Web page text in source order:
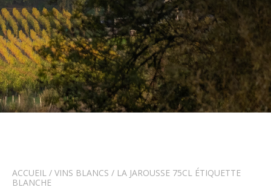
ACCUEIL / VINS BLANCS / LA JAROUSSE 75CL ÉTIQUETTE
BLANCHE